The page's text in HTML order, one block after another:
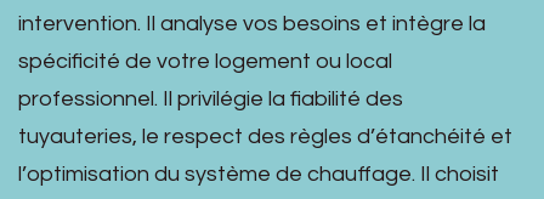
intervention. Il analyse vos besoins et intègre la
spécificité de votre logement ou local
professionnel. Il privilégie la fiabilité des
tuyauteries, le respect des règles d’étanchéité et
l’optimisation du système de chauffage. Il choisit